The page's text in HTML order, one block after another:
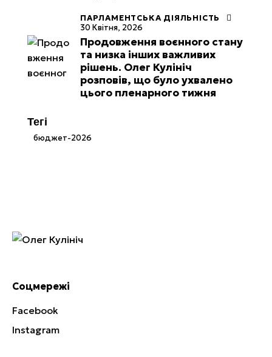
ПАРЛАМЕНТСЬКА ДІЯЛЬНІСТЬ
30 Квітня, 2026
Продовження воєнного стану
та низка інших важливих
рішень. Олег Кулініч
розповів, що було ухвалено
цього пленарного тижня
Тегі
бюджет-2026
Соцмережі
Facebook
Instagram